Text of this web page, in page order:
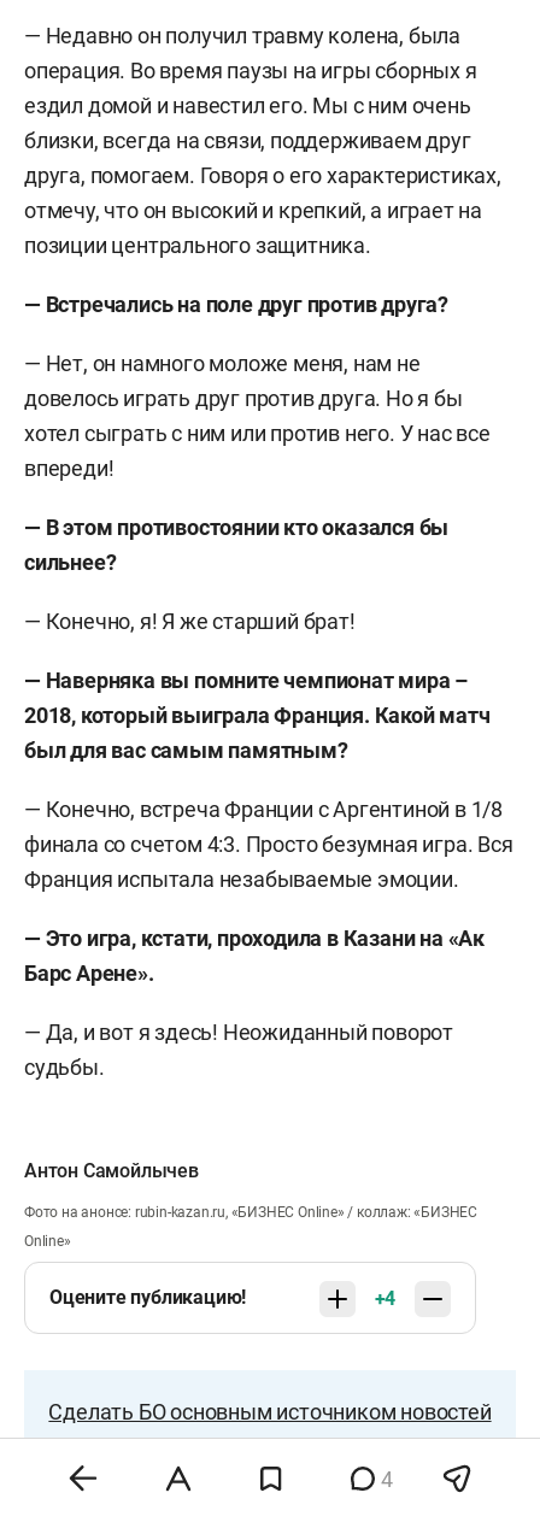
— Недавно он получил травму колена, была
операция. Во время паузы на игры сборных я
ездил домой и навестил его. Мы с ним очень
близки, всегда на связи, поддерживаем друг
друга, помогаем. Говоря о его характеристиках,
отмечу, что он высокий и крепкий, а играет на
позиции центрального защитника.
— Встречались на поле друг против друга?
— Нет, он намного моложе меня, нам не
довелось играть друг против друга. Но я бы
хотел сыграть с ним или против него. У нас все
впереди!
— В этом противостоянии кто оказался бы
сильнее?
— Конечно, я! Я же старший брат!
— Наверняка вы помните чемпионат мира –
2018, который выиграла Франция. Какой матч
был для вас самым памятным?
— Конечно, встреча Франции с Аргентиной в 1/8
финала со счетом 4:3. Просто безумная игра. Вся
Франция испытала незабываемые эмоции.
— Это игра, кстати, проходила в Казани на «Ак
Барс Арене».
— Да, и вот я здесь! Неожиданный поворот
судьбы.
Антон Самойлычев
Фото на анонсе: rubin-kazan.ru, «БИЗНЕС Online» / коллаж: «БИЗНЕС
Online»
Оцените публикацию! +4
Сделать БО основным источником новостей
в Яндексе
4